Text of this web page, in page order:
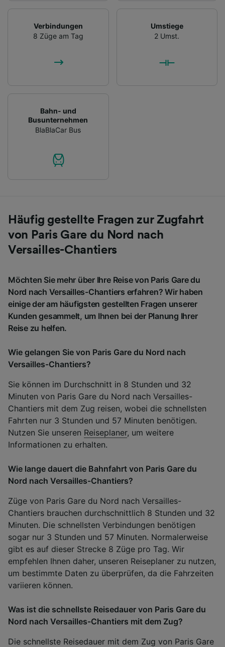
Verbindungen
8 Züge am Tag
Umstiege
2 Umst.
Bahn- und
Busunternehmen
BlaBlaCar Bus
Häufig gestellte Fragen zur Zugfahrt
von Paris Gare du Nord nach
Versailles-Chantiers
Möchten Sie mehr über Ihre Reise von Paris Gare du
Nord nach Versailles-Chantiers erfahren? Wir haben
einige der am häufigsten gestellten Fragen unserer
Kunden gesammelt, um Ihnen bei der Planung Ihrer
Reise zu helfen.
Wie gelangen Sie von Paris Gare du Nord nach
Versailles-Chantiers?
Sie können im Durchschnitt in 8 Stunden und 32
Minuten von Paris Gare du Nord nach Versailles-
Chantiers mit dem Zug reisen, wobei die schnellsten
Fahrten nur 3 Stunden und 57 Minuten benötigen.
Nutzen Sie unseren Reiseplaner, um weitere
Informationen zu erhalten.
Wie lange dauert die Bahnfahrt von Paris Gare du
Nord nach Versailles-Chantiers?
Züge von Paris Gare du Nord nach Versailles-
Chantiers brauchen durchschnittlich 8 Stunden und 32
Minuten. Die schnellsten Verbindungen benötigen
sogar nur 3 Stunden und 57 Minuten. Normalerweise
gibt es auf dieser Strecke 8 Züge pro Tag. Wir
empfehlen Ihnen daher, unseren Reiseplaner zu nutzen,
um bestimmte Daten zu überprüfen, da die Fahrzeiten
variieren können.
Was ist die schnellste Reisedauer von Paris Gare du
Nord nach Versailles-Chantiers mit dem Zug?
Die schnellste Reisedauer mit dem Zug von Paris Gare